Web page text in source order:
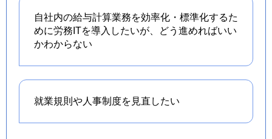
自社内の給与計算業務を効率化・標準化するた
めに労務ITを導入したいが、どう進めればいい
かわからない
就業規則や人事制度を 見直したい